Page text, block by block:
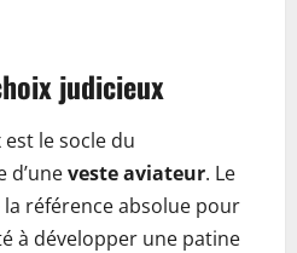
judicieux
le socle du
veste aviateur. Le
référence absolue pour
à développer une patine